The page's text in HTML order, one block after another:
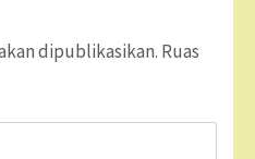
dipublikasikan. Ruas